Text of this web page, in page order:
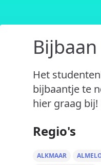
Het
bijbaantje te
hier graag bij!
Regio's
ALKMAAR